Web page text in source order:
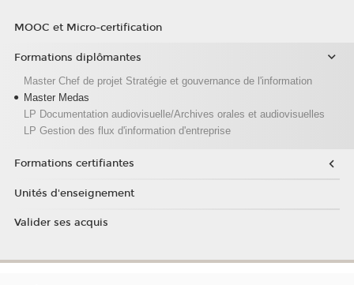
MOOC et Micro-certification
Formations diplômantes
Master Chef de projet Stratégie et gouvernance de l'information
Master Medas
LP Documentation audiovisuelle/Archives orales et audiovisuelles
LP Gestion des flux d'information d'entreprise
Formations certifiantes
Unités d'enseignement
Valider ses acquis